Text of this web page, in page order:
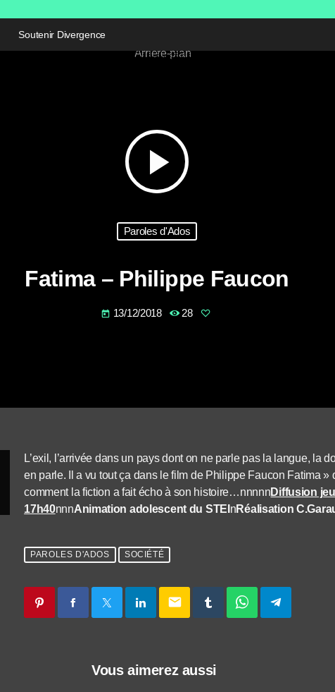
Soutenir Divergence
play_arrow
Paroles d'Ados
Fatima – Philippe Faucon
today 13/12/2018 28
L’exil, l’arrivée dans un pays dont on ne parle pas la langue, la
en parle. Il a vu tout ça dans le film de Philippe Faucon Fatima »
comment la fiction a fait écho à son histoire…nnnnnDiffusion
17h40nnnAnimation adolescent du STEI nRéalisation
PAROLES D'ADOS SOCIÉTÉ
email
Vous aimerez aussi